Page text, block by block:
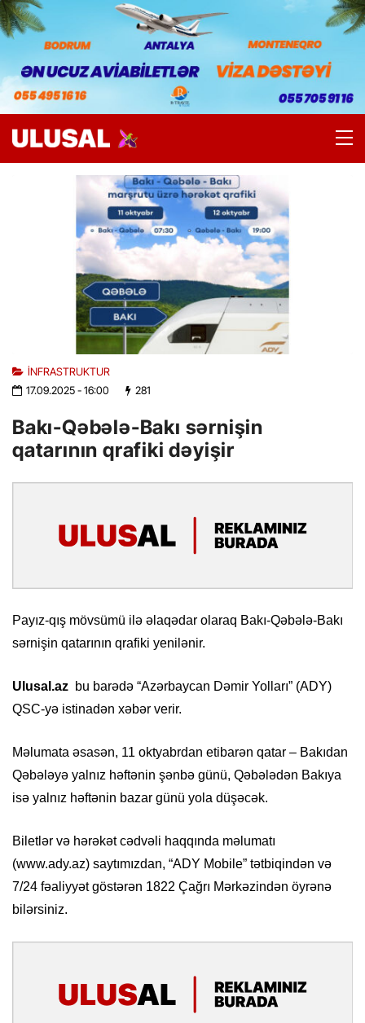
İNFRASTRUKTUR
17.09.2025- 16:00 281
Bakı-Qəbələ-Bakı sərnişin
qatarının qrafiki dəyişir
Payız-qış mövsümü ilə əlaqədar olaraq Bakı-Qəbələ-Bakı
sərnişin qatarının qrafiki yenilənir.
Ulusal.az bu barədə “Azərbaycan Dəmir Yolları” (ADY)
QSC-yə istinadən xəbər verir.
Məlumata əsasən, 11 oktyabrdan etibarən qatar – Bakıdan
Qəbələyə yalnız həftənin şənbə günü, Qəbələdən Bakıya
isə yalnız həftənin bazar günü yola düşəcək.
Biletlər və hərəkət cədvəli haqqında məlumatı
(www.ady.az) saytımızdan, “ADY Mobile” tətbiqindən və
7/24 fəaliyyət göstərən 1822 Çağrı Mərkəzindən öyrənə
bilərsiniz.